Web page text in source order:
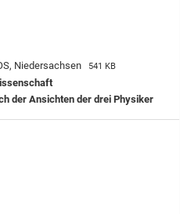
Niedersachsen 541 KB
der Ansichten der drei Physiker